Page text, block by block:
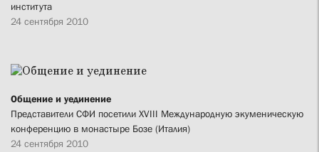
института
24 сентября 2010
Общение и уединение
Представители СФИ посетили XVIII Международную экуменическую
конференцию в монастыре Бозе (Италия)
24 сентября 2010